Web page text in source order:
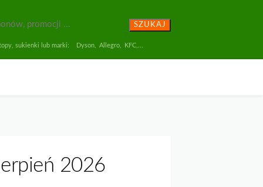
SZUKAJ
sukienki lub marki: Dyson Allegro KFC
2026